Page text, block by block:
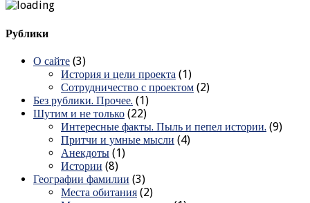
Рублики
О сайте (3)
История и цели проекта (1)
Сотрудничество с проектом (2)
Без рублики. Прочее. (1)
Шутим и не только (22)
Интересные факты. Пыль и пепел истории. (9)
Притчи и умные мысли (4)
Анекдоты (1)
Истории (8)
Географии фамилии (3)
Места обитания (2)